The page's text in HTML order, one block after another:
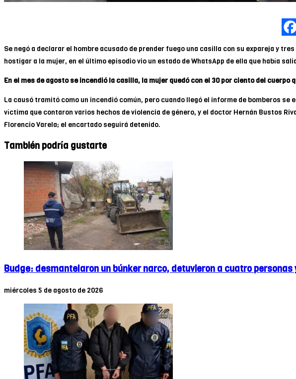
Se negó a declarar el hombre acusado de prender fuego una casilla con su expareja y
hostigar a la mujer, en el último episodio vio un estado de WhatsApp de ella que había
En el mes de agosto se incendió la casilla, la mujer quedó con el 30 por ciento del
La causó tramitó como un incendió común, pero cuando llegó el informe de bomberos
víctima que contaron varios hechos de violencia de género, y el doctor Hernán Bustos
Florencio Varela; el encartado seguirá detenido.
También podría gustarte
Budge: desmantelaron un búnker narco, detuvieron a cuatro
miércoles 5 de agosto de 2026